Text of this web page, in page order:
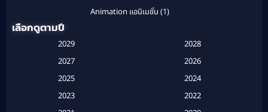
Animation แอนิเมชั่น (1)
เลือกดูตามปี
2029
2028
2027
2026
2025
2024
2023
2022